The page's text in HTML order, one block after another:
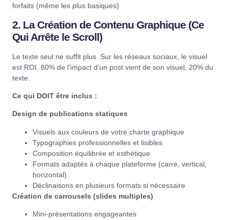
forfaits (même les plus basiques)
2. La Création de Contenu Graphique (Ce
Qui Arrête le Scroll)
Le texte seul ne suffit plus. Sur les réseaux sociaux, le visuel
est ROI. 80% de l’impact d’un post vient de son visuel, 20% du
texte.
Ce qui DOIT être inclus :
Design de publications statiques
Visuels aux couleurs de votre charte graphique
Typographies professionnelles et lisibles
Composition équilibrée et esthétique
Formats adaptés à chaque plateforme (carré, vertical,
horizontal)
Déclinaisons en plusieurs formats si nécessaire
Création de carrousels (slides multiples)
Mini-présentations engageantes